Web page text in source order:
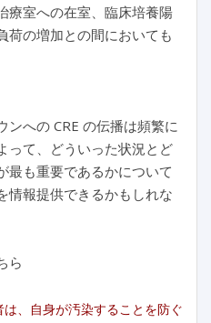
療室への在室、臨床培養陽
荷の増加との間においても
ンへの CRE の伝播は頻繁に
って、どういった状況とど
最も重要であるかについて
情報提供できるかもしれな
ら
は、自身が汚染することを防ぐ